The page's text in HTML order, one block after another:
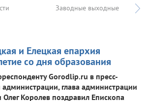
Заводные выходные
и Елецкая епархия
со дня образования
Gorodlip.ru в пресс-
глава администрации
Королев поздравил Епископа